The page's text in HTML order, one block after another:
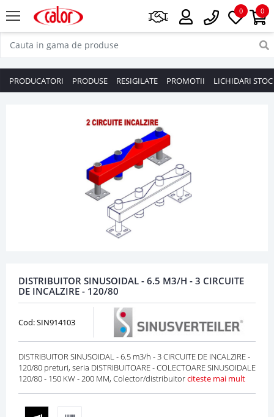
0
0
PRODUCATORI PRODUSE RESIGILATE PROMOTII LICHIDARI STOC
DISTRIBUITOR SINUSOIDAL - 6.5 M3/H - 3 CIRCUITE
DE INCALZIRE - 120/80
Cod: SIN914103
DISTRIBUITOR SINUSOIDAL - 6.5 m3/h - 3 CIRCUITE DE INCALZIRE -
120/80 preturi, seria DISTRIBUITOARE - COLECTOARE SINUSOIDALE
120/80 - 150 KW - 200 MM, Colector/distribuitorciteste mai mult